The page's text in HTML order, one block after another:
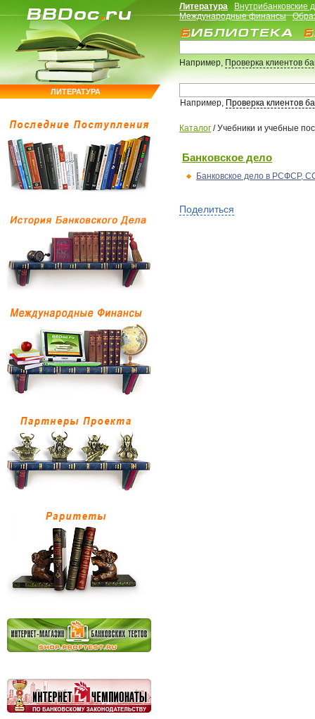
ЛИТЕРАТУРА
Литература
Внутрибанковские
Международные финансы
Например,Проверка клиентов
Например, Проверка клиентов
Каталог /Учебники и учебные
Банковское дело
Банковское дело в РСФСР,
Поделиться